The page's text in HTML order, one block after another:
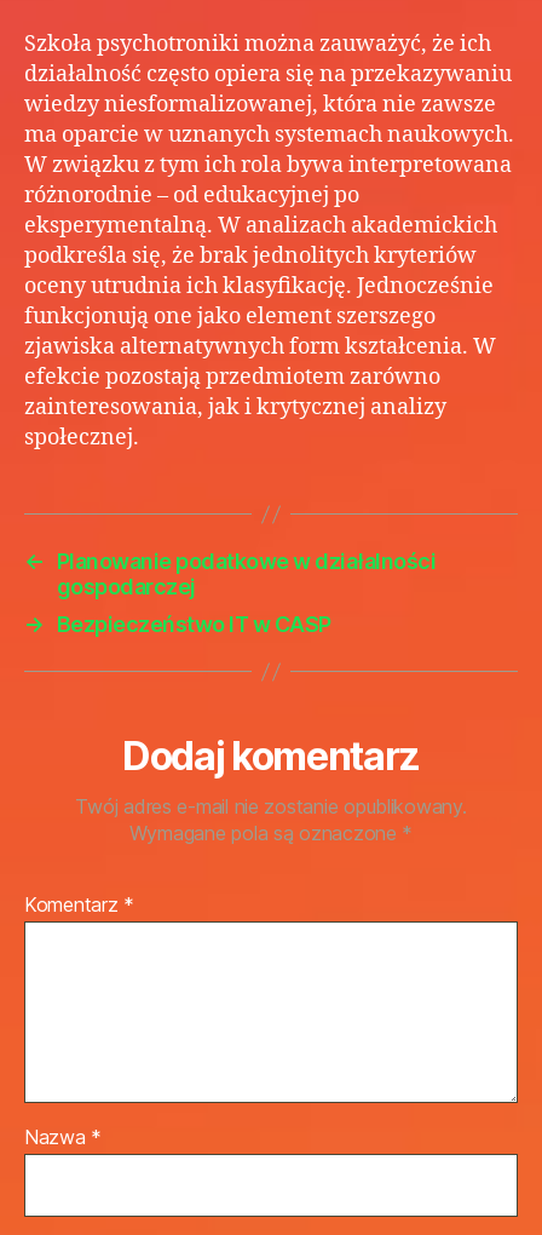
Szkoła psychotroniki można zauważyć, że ich
działalność często opiera się na przekazywaniu
wiedzy niesformalizowanej, która nie zawsze
ma oparcie w uznanych systemach naukowych.
W związku z tym ich rola bywa interpretowana
różnorodnie – od edukacyjnej po
eksperymentalną. W analizach akademickich
podkreśla się, że brak jednolitych kryteriów
oceny utrudnia ich klasyfikację. Jednocześnie
funkcjonują one jako element szerszego
zjawiska alternatywnych form kształcenia. W
efekcie pozostają przedmiotem zarówno
zainteresowania, jak i krytycznej analizy
społecznej.
←
Planowanie podatkowe w działalności
gospodarczej
→
Bezpieczeństwo IT w CASP
Dodaj komentarz
Twój adres e-mail nie zostanie opublikowany.
Wymagane pola są oznaczone *
Komentarz *
Nazwa *